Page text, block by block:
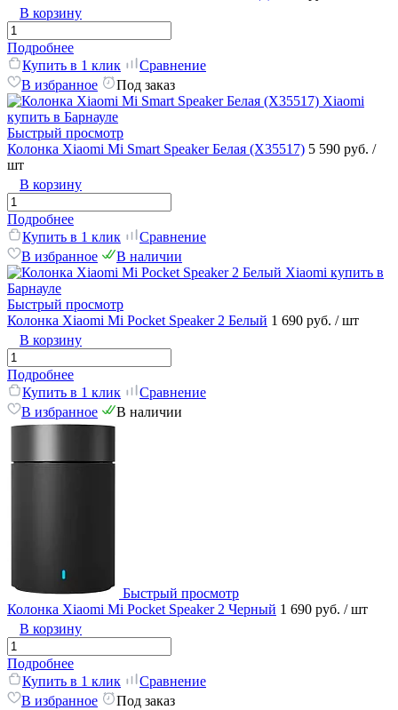
В корзину
Подробнее
Купить в 1 клик
Сравнение
В избранное
Под заказ
Быстрый просмотр
Колонка Xiaomi Mi Smart Speaker Белая (X35517) 5 590 руб. /
шт
В корзину
Подробнее
Купить в 1 клик
Сравнение
В избранное
В наличии
Быстрый просмотр
Колонка Xiaomi Mi Pocket Speaker 2 Белый 1 690 руб. / шт
В корзину
Подробнее
Купить в 1 клик
Сравнение
В избранное
В наличии
Быстрый просмотр
Колонка Xiaomi Mi Pocket Speaker 2 Черный 1 690 руб. / шт
В корзину
Подробнее
Купить в 1 клик
Сравнение
В избранное
Под заказ